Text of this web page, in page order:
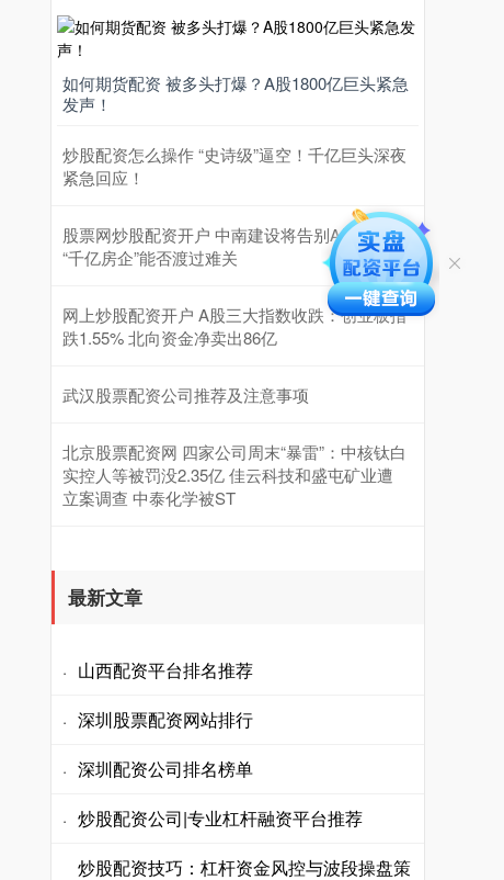
如何期货配资 被多头打爆？A股1800亿巨头紧急
发声！
炒股配资怎么操作 “史诗级”逼空！千亿巨头深夜
紧急回应！
股票网炒股配资开户 中南建设将告别A股 昔日
“千亿房企”能否渡过难关
网上炒股配资开户 A股三大指数收跌：创业板指
跌1.55% 北向资金净卖出86亿
武汉股票配资公司推荐及注意事项
北京股票配资网 四家公司周末“暴雷”：中核钛白
实控人等被罚没2.35亿 佳云科技和盛屯矿业遭
立案调查 中泰化学被ST
最新文章
· 山西配资平台排名推荐
· 深圳股票配资网站排行
· 深圳配资公司排名榜单
· 炒股配资公司|专业杠杆融资平台推荐
炒股配资技巧：杠杆资金风控与波段操盘策